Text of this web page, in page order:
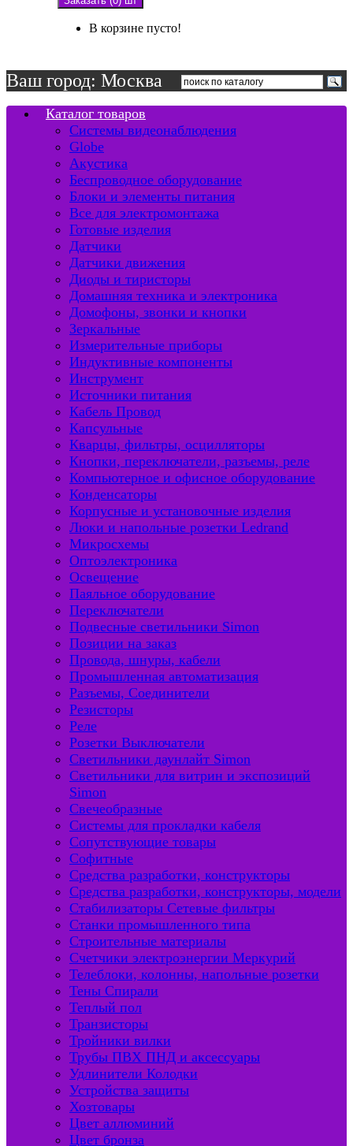
В корзине пусто!
Ваш город: Москва
Каталог товаров
Системы видеонаблюдения
Globe
Акустика
Беспроводное оборудование
Блоки и элементы питания
Все для электромонтажа
Готовые изделия
Датчики
Датчики движения
Диоды и тиристоры
Домашняя техника и электроника
Домофоны, звонки и кнопки
Зеркальные
Измерительные приборы
Индуктивные компоненты
Инструмент
Источники питания
Кабель Провод
Капсульные
Кварцы, фильтры, осцилляторы
Кнопки, переключатели, разъемы, реле
Компьютерное и офисное оборудование
Конденсаторы
Корпусные и установочные изделия
Люки и напольные розетки Ledrand
Микросхемы
Оптоэлектроника
Освещение
Паяльное оборудование
Переключатели
Подвесные светильники Simon
Позиции на заказ
Провода, шнуры, кабели
Промышленная автоматизация
Разъемы, Соединители
Резисторы
Реле
Розетки Выключатели
Светильники даунлайт Simon
Светильники для витрин и экспозиций
Simon
Свечеобразные
Системы для прокладки кабеля
Сопутствующие товары
Софитные
Средства разработки, конструкторы
Средства разработки, конструкторы, модели
Стабилизаторы Сетевые фильтры
Станки промышленного типа
Строительные материалы
Счетчики электроэнергии Меркурий
Телеблоки, колонны, напольные розетки
Тены Спирали
Теплый пол
Транзисторы
Тройники вилки
Трубы ПВХ ПНД и аксессуары
Удлинители Колодки
Устройства защиты
Хозтовары
Цвет аллюминий
Цвет бронза